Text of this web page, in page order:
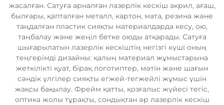
жасалған. Сатуға арналған лазерлік кескіш акрил, ағаш,
былғары, қапталған металл, картон, мата, резина және
таңдалған пластик сияқты материалдарда кесу, ою,
таңбалау және жеңіл бетке оюды атқарады. Сатуға
шығарылатын лазерлік кескіштің негізгі күші оның
теңгерімді дизайны: қалың материал жұмыстарына
жеткілікті қуат, бірақ логотиптер, мәтін және шағын
сәндік үлгілер сияқты егжей-тегжейлі жұмыс үшін
жақсы бақылау. Фрейм қатты, қозғалыс жүйесі тегіс,
оптика жолы тұрақты, сондықтан әр лазерлік кескіш